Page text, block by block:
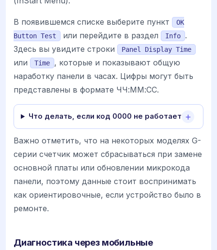
В появившемся списке выберите пункт
OK
Button Test
или перейдите в раздел Info
.
Здесь вы увидите строки
Panel Display Time
или Time
, которые и показывают общую
наработку панели в часах. Цифры могут быть
представлены в формате ЧЧ:ММ:СС.
Что делать, если код 0000 не работает?
Важно отметить, что на некоторых моделях G-
серии счетчик может сбрасываться при замене
основной платы или обновлении микрокода
панели, поэтому данные стоит воспринимать
как ориентировочные, если устройство было в
ремонте.
Диагностика через мобильные